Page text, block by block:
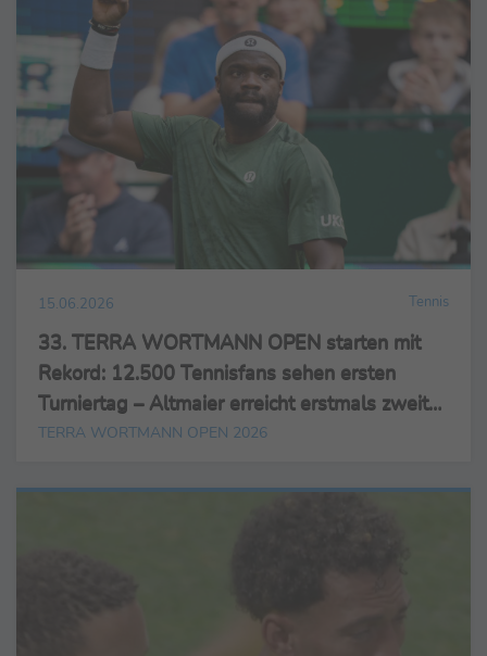
15.06.2026 Tennis
33. TERRA WORTMANN OPEN starten mit
Rekord: 12.500 Tennisfans sehen ersten
Turniertag – Altmaier erreicht erstmals zweite
Runde – Zverev greift am Dienstag im Einzel
TERRA WORTMANN OPEN 2026